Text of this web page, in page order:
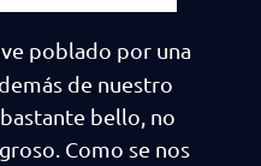
poblado por una
de nuestro
bello, no
Como se nos